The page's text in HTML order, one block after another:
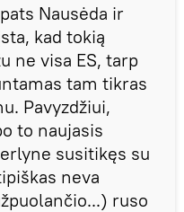
Nausėda ir
kad tokią
ne visa ES, tarp
tam tikras
Pavyzdžiui,
to naujasis
susitikęs su
neva
ruso